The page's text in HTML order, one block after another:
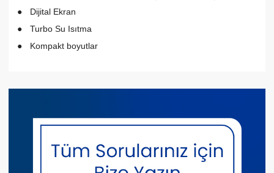
Dijital Ekran
Turbo Su Isıtma
Kompakt boyutlar